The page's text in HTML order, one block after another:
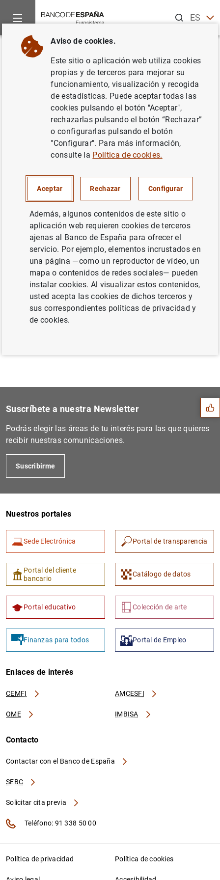
ESEN
Inicio Estadísticas
Volver
En breve las estadísticas de la
Central de Balances
En breve las estadísticas de sociedades no financieras es
un resumen de actualización trimestral, que incluye el
resultados de las empresas no financieras (con el detalle
del importe neto de la cifra de negocios, el valor añadido
bruto y el resultado ordinario neto), la evolución de su
empleo, la remuneración de asalariados y la rentabilidad,
así como el coste de la financiación y el endeudamiento.
Este resumen de las estadísticas de sociedades no
financieras puede descargarse e imprimirse.
En breve las estadísticas de la Central
de Balances
Sugerencias
1 2
Suscríbete a nuestra Newsletter
Podrás elegir las áreas de tu interés para las que quieres
recibir nuestras comunicaciones.
Suscribirme
Nuestros portales
Sede Electrónica Portal de transparencia
Portal del cliente
bancario
Catálogo de datos
Portal educativo Colección de arte
Finanzas para todos Portal de Empleo
Enlaces de interés
CEMFI AMCESFI
OME IMBISA
Contacto
Contactar con el Banco de España
SEBC
Solicitar cita previa
Teléfono: 91 338 50 00
Política de privacidad Política de cookies
Aviso de cookies.
Este sitio o aplicación web utiliza cookies
propias y de terceros para mejorar su
funcionamiento, visualización y recogida
de estadísticas. Puede aceptar todas las
cookies pulsando el botón "Aceptar",
rechazarlas pulsando el botón “Rechazar”
o configurarlas pulsando el botón
"Configurar". Para más información,
consulte la Política de cookies.
Aceptar Rechazar Configurar
Además, algunos contenidos de este sitio o
aplicación web requieren cookies de terceros
ajenas al Banco de España para ofrecer el
servicio. Por ejemplo, elementos incrustados en
una página —como un reproductor de vídeo, un
mapa o contenidos de redes sociales— pueden
instalar cookies. Al visualizar estos contenidos,
usted acepta las cookies de dichos terceros y
sus correspondientes políticas de privacidad y
de cookies.